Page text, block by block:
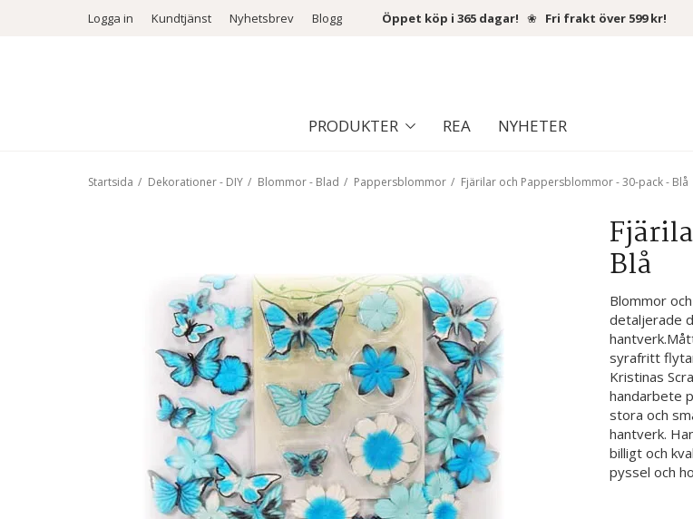
Logga in Kundtjänst Nyhetsbrev Blogg Öppet köp i 365 dagar! ❀ Fri frakt över 599 kr!
PRODUKTER REA NYHETER
Startsida / Dekorationer - DIY / Blommor - Blad / Pappersblommor / Fjärilar och Pappersblommor - 30-pack - Blå
Blå
Blommor
detaljerade
syrafritt
Kristinas
handarbete
stora och
hantverk.
billigt och
pyssel och